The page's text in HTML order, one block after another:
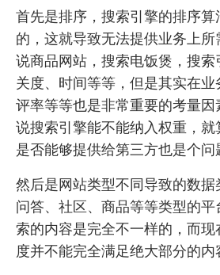
首先是排序，搜索引擎的排序
的，这就导致无法提供业务上
说商品网站，搜索电饭煲，搜
关度、时间等等，但是其实在
评率等等也是非常重要的考量
说搜索引擎能不能纳入权重，
是否能够提供给第三方也是个问
然后是网站类型不同导致的数据
问答、社区、商品等等类型的
索的内容是完全不一样的，而
度并不能完全满足绝大部分的内